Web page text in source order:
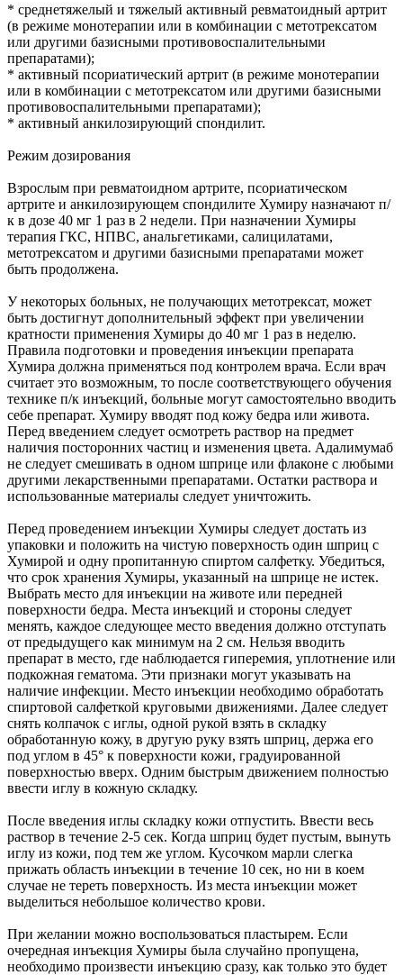
* среднетяжелый и тяжелый активный ревматоидный артрит
(в режиме монотерапии или в комбинации с метотрексатом
или другими базисными противовоспалительными
препаратами);
* активный псориатический артрит (в режиме монотерапии
или в комбинации с метотрексатом или другими базисными
противовоспалительными препаратами);
* активный анкилозирующий спондилит.
Режим дозирования
Взрослым при ревматоидном артрите, псориатическом
артрите и анкилозирующем спондилите Хумиру назначают п/
к в дозе 40 мг 1 раз в 2 недели. При назначении Хумиры
терапия ГКС, НПВС, анальгетиками, салицилатами,
метотрексатом и другими базисными препаратами может
быть продолжена.
У некоторых больных, не получающих метотрексат, может
быть достигнут дополнительный эффект при увеличении
кратности применения Хумиры до 40 мг 1 раз в неделю.
Правила подготовки и проведения инъекции препарата
Хумира должна применяться под контролем врача. Если врач
считает это возможным, то после соответствующего обучения
технике п/к инъекций, больные могут самостоятельно вводить
себе препарат. Хумиру вводят под кожу бедра или живота.
Перед введением следует осмотреть раствор на предмет
наличия посторонних частиц и изменения цвета. Адалимумаб
не следует смешивать в одном шприце или флаконе с любыми
другими лекарственными препаратами. Остатки раствора и
использованные материалы следует уничтожить.
Перед проведением инъекции Хумиры следует достать из
упаковки и положить на чистую поверхность один шприц с
Хумирой и одну пропитанную спиртом салфетку. Убедиться,
что срок хранения Хумиры, указанный на шприце не истек.
Выбрать место для инъекции на животе или передней
поверхности бедра. Места инъекций и стороны следует
менять, каждое следующее место введения должно отступать
от предыдущего как минимум на 2 см. Нельзя вводить
препарат в место, где наблюдается гиперемия, уплотнение или
подкожная гематома. Эти признаки могут указывать на
наличие инфекции. Место инъекции необходимо обработать
спиртовой салфеткой круговыми движениями. Далее следует
снять колпачок с иглы, одной рукой взять в складку
обработанную кожу, в другую руку взять шприц, держа его
под углом в 45° к поверхности кожи, градуированной
поверхностью вверх. Одним быстрым движением полностью
ввести иглу в кожную складку.
После введения иглы складку кожи отпустить. Ввести весь
раствор в течение 2-5 сек. Когда шприц будет пустым, вынуть
иглу из кожи, под тем же углом. Кусочком марли слегка
прижать область инъекции в течение 10 сек, но ни в коем
случае не тереть поверхность. Из места инъекции может
выделиться небольшое количество крови.
При желании можно воспользоваться пластырем. Если
очередная инъекция Хумиры была случайно пропущена,
необходимо произвести инъекцию сразу, как только это будет